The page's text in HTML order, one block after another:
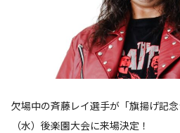
欠場中の斉藤レイ選手が「旗揚げ記
（水）後楽園大会に来場決定！